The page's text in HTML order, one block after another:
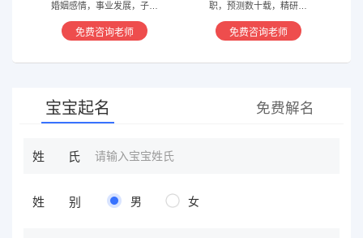
婚姻感情，事业发展，子嗣
香火等方面指引慈航 ，现
在预测指导擅长紫微星斗，
导方案，欢迎有缘人。
免费咨询老师
职，预测数十载，精研国
学，擅长铁板、太乙，一掌
经，八宫连山易，盲派八字
免费咨询老师
宝宝起名 免费解名
姓氏
姓别 男 女